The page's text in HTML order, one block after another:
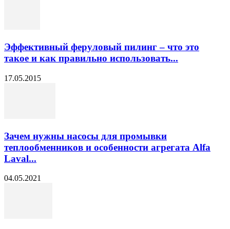
Эффективный феруловый пилинг – что это
такое и как правильно использовать...
17.05.2015
Зачем нужны насосы для промывки
теплообменников и особенности агрегата Alfa
Laval...
04.05.2021